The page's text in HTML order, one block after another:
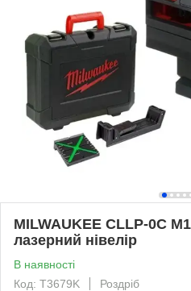
MILWAUKEE CLLP-0C
лазерний нівелір
В наявності
Код: T3679K
Роздріб